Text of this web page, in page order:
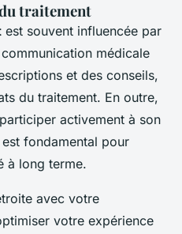
traitement
est souvent influencée par
médicale
et des conseils,
du traitement. En outre,
activement à son
fondamental pour
à long terme.
avec votre
votre expérience